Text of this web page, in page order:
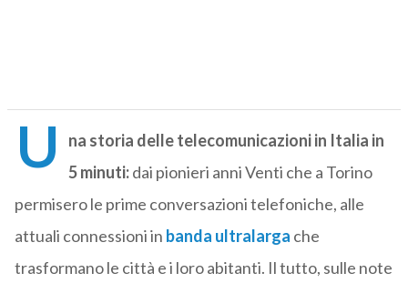
U
na storia delle telecomunicazioni in Italia in
5 minuti:dai pionieri anni Venti che a Torino
permisero le prime conversazioni telefoniche, alle
attuali connessioni in banda ultralarga che
trasformano le città e i loro abitanti. Il tutto, sulle note